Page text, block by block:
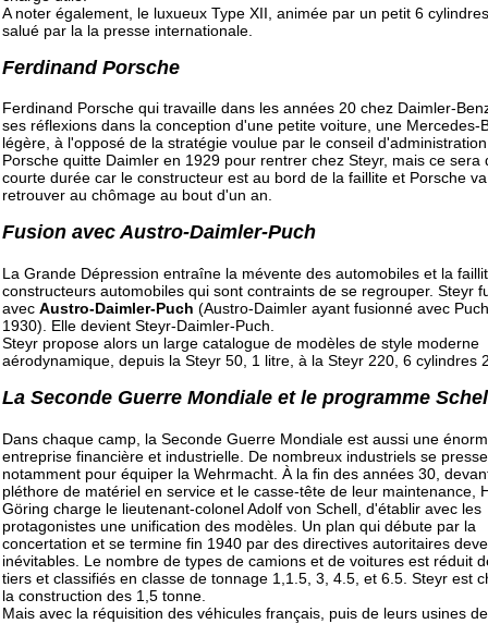
A noter également, le luxueux Type XII, animée par un petit 6
salué par la la presse internationale.
Ferdinand Porsche
Ferdinand Porsche qui travaille dans les années 20 chez Daimler-
ses réflexions dans la conception d'une petite voiture, une Mercedes-
légère, à l'opposé de la stratégie voulue par le conseil
Porsche quitte Daimler en 1929 pour rentrer chez Steyr, mais ce sera
courte durée car le constructeur est au bord de la faillite et Porsche
retrouver au chômage au bout d'un an.
Fusion avec Austro-Daimler-Puch
La Grande Dépression entraîne la mévente des automobiles et la
constructeurs automobiles qui sont contraints de se regrouper. Steyr
avec Austro-Daimler-Puch (Austro-Daimler ayant fusionné avec
1930). Elle devient Steyr-Daimler-Puch.
Steyr propose alors un large catalogue de modèles de style moderne
aérodynamique, depuis la Steyr 50, 1 litre, à la Steyr 220, 6 cylindres
La Seconde Guerre Mondiale et le programme
Dans chaque camp, la Seconde Guerre Mondiale est aussi une
entreprise financière et industrielle. De nombreux industriels se
notamment pour équiper la Wehrmacht. À la fin des années 30,
pléthore de matériel en service et le casse-tête de leur maintenance,
Göring charge le lieutenant-colonel Adolf von Schell, d'établir avec les
protagonistes une unification des modèles. Un plan qui débute par la
concertation et se termine fin 1940 par des directives autoritaires
inévitables. Le nombre de types de camions et de voitures est réduit
tiers et classifiés en classe de tonnage 1,1.5, 3, 4.5, et 6.5. Steyr est
la construction des 1,5 tonne.
Mais avec la réquisition des véhicules français, puis de leurs usines de